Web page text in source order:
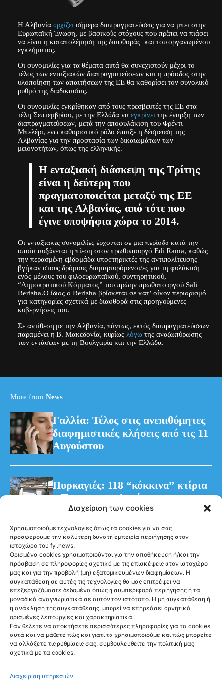
Διαχείριση των cookies
Χρησιμοποιούμε τεχνολογίες όπως τα cookies για να σας
προσφέρουμε την καλύτερη δυνατή εμπειρία περιήγησης στον
ιστοχώρο του fyi.news.
Ορισμένα cookies χρησιμοποιούνται για την αποθήκευση ή/και την
πρόσβαση σε πληροφορίες σχετικά με τις επισκέψεις στον ιστοχώρο
μας και για την προβολή (μη) εξατομικευμένων διαφημίσεων. Η
συγκατάθεση σε αυτές τις τεχνολογίες θα μας επιτρέψει να
επεξεργαζόμαστε δεδομένα όπως η συμπεριφορά περιήγησης ή τα
μοναδικά αναγνωριστικά σε αυτόν τον ιστότοπο. Η μη συγκατάθεση ή
η ανάκληση της συγκατάθεσης, μπορεί να επηρεάσει αρνητικά
ορισμένες λειτουργίες και χαρακτηριστικά.
Εάν θέλετε να αποκτήσετε περισσότερες πληροφορίες για τα cookies
αυτά και να μάθετε πώς και γιατί τα χρησιμοποιούμε και πώς μπορείτε
να αλλάξετε τις ρυθμίσεις σας, συμβουλευθείτε την πολιτική μας
σχετικά με τα cookies.
Διαχείριση υπηρεσιών
Η Αλβανία αρχίζει σήμερα διαπραγματεύσεις για να μπει στην
Ευρωπαϊκή Ένωση, με βασικούς στόχους που πρέπει να πιάσει
να είναι η καταπολέμηση της διαφθοράς και του οργανωμένου
εγκλήματος.
Οι συνομιλίες για τα θέματα αυτά θα συνεχιστούν μέχρι το
τέλος των ενταξιακών διαπραγματεύσεων και η πρόοδος στην
υλοποίηση των απαιτήσεων της ΕΕ θα καθορίσει τον συνολικό
ρυθμό της διαδικασίας.
Οι συνομιλίες εγκρίθηκαν από τους πρεσβευτές της ΕΕ στα
τέλη Σεπτεμβρίου, με την Ελλάδα να εγκρίνει την έναρξη των
διαπραγματεύσεων, μετά την αποφυλάκιση του Φρέντι
Μπελέρι, ενώ καθοριστικό ρόλο έπαιξε η δέσμευση της
Αλβανίας για την προστασία των δικαιωμάτων των
μειονοτήτων, όπως της ελληνικής.
Η ενταξιακή διάσκεψη της Τρίτης
είναι η δεύτερη που
πραγματοποιείται μεταξύ της ΕΕ
και της Αλβανίας, από τότε που
έγινε υποψήφια χώρα το 2014.
Οι ενταξιακές συνομιλίες έρχονται σε μια περίοδο κατά την
οποία αυξάνεται η πίεση στον πρωθυπουργό Edi Rama, καθώς
την περασμένη εβδομάδα υποστηρικτές της αντιπολίτευσης
βγήκαν στους δρόμους διαμαρτυρόμενοι/ες για τη φυλάκιση
ενός μέλους του φιλοευρωπαϊκού, συντηρητικού,
“Δημοκρατικού Κόμματος” του πρώην πρωθυπουργού Sali
Berisha.Ο ίδιος ο Berisha βρίσκεται σε κατ’ οίκον περιορισμό
για κατηγορίες σχετικά με διαφθορά στις προηγούμενες
κυβερνήσεις του.
Σε αντίθεση με την Αλβανία, πάντως, εκτός διαπραγματεύσεων
παραμένει η Β. Μακεδονία, κυρίως λόγωτης αναζωπύρωσης
των εντάσεων με τη Βουλγαρία και την Ελλάδα.
More from News
Γαλλία: Τέλος στις ανεπιθύμητες
διαφημιστικές κλήσεις από τις 11
Αυγούστου
Πυρκαγιές: 118 “κόκκινα” κτίρια
– Τρεις προφυλακίσεις για τη
φωτιά στη Βοιωτία
Ακολούθησέ μας
Newsletter